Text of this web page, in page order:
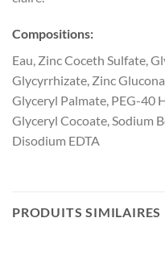
Compositions:
Eau, Zinc Coceth Sulfate,
Glycyrrhizate, Zinc
Glyceryl Palmate, PEG-40
Glyceryl Cocoate, Sodium
Disodium EDTA
PRODUITS SIMILAIRES